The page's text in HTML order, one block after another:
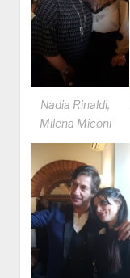
Nadia Rinaldi,
Milena Miconi